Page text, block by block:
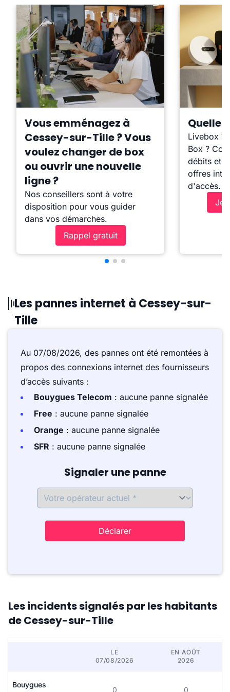
Vous emménagez à
Cessey-sur-Tille ? Vous
voulez changer de box
ou ouvrir une nouvelle
ligne ?
Nos conseillers sont à votre
disposition pour vous guider
dans vos démarches.
Rappel gratuit
Quelle
Livebox ?
Box ?
débits et
offres
d'accès.
Je
Les pannes internet à Cessey-sur-
Tille
Au 07/08/2026, des pannes ont été remontées à
propos des connexions internet des fournisseurs
d’accès suivants :
Bouygues Telecom : aucune panne signalée
Free : aucune panne signalée
Orange : aucune panne signalée
SFR : aucune panne signalée
Signaler une panne
Déclarer
Les incidents signalés par les habitants
de Cessey-sur-Tille
LE
07/08/2026
EN AOÛT
2026
Bouygues
0 0